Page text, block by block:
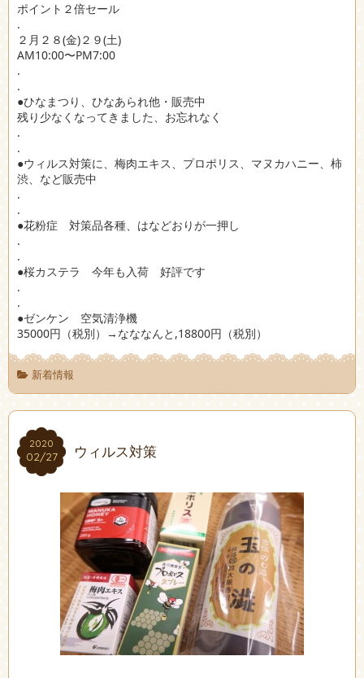
ポイント２倍セール
.
２月２８(金)２９(土)
AM10:00〜PM7:00
.
.
●ひなまつり、ひなあられ他・販売中
残り少なくなってきました、お忘れなく
.
.
●ウィルス対策に、梅肉エキス、プロポリス、マヌカハニー、柿
渋、など販売中
.
.
●花粉症 対策品各種、はなどおりが一押し
.
.
●桜カステラ 今年も入荷 好評です
.
.
●ゼンケン 空気清浄機
35000円（税別）→なななんと,18800円（税別）
新着情報
2020
02/27
2020
02/27 ウィルス対策